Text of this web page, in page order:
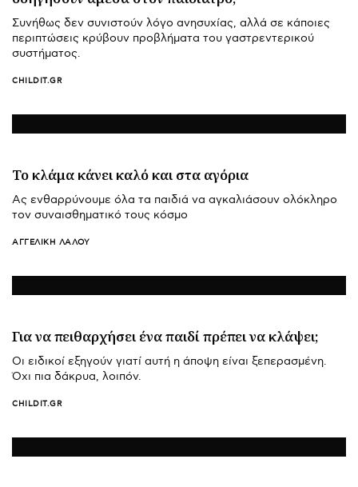
Συνήθως δεν συνιστούν λόγο ανησυχίας, αλλά σε κάποιες
περιπτώσεις κρύβουν προβλήματα του γαστρεντερικού
συστήματος.
CHILDIT.GR
Το κλάμα κάνει καλό και στα αγόρια
Ας ενθαρρύνουμε όλα τα παιδιά να αγκαλιάσουν ολόκληρο
τον συναισθηματικό τους κόσμο
ΑΓΓΕΛΙΚΉ ΛΆΛΟΥ
Για να πειθαρχήσει ένα παιδί πρέπει να κλάψει;
Οι ειδικοί εξηγούν γιατί αυτή η άποψη είναι ξεπερασμένη.
Όχι πια δάκρυα, λοιπόν.
CHILDIT.GR